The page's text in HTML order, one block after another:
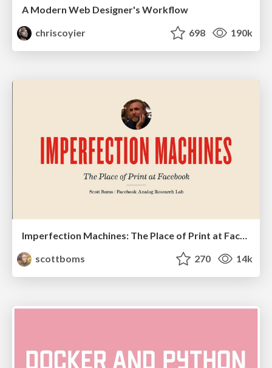
A Modern Web Designer's Workflow
chriscoyier
698 190k
Imperfection Machines: The Place of Print at Facebook
scottboms
270 14k